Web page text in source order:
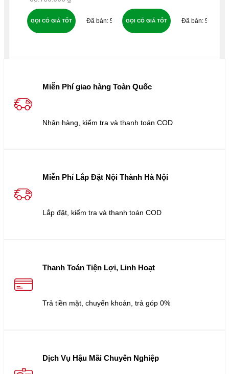
59
GỌI CÓ GIÁ TỐT 59
GỌI CÓ GIÁ TỐT
Miễn Phí giao hàng Toàn Quốc
Nhận hàng, kiểm tra và thanh toán COD
Miễn Phí Lắp Đặt Nội Thành Hà Nội
Lắp đặt, kiểm tra và thanh toán COD
Thanh Toán Tiện Lợi, Linh Hoạt
Trả tiền mặt, chuyển khoản, trả góp 0%
Dịch Vụ Hậu Mãi Chuyên Nghiệp